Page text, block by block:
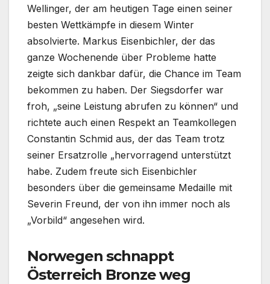
Wellinger, der am heutigen Tage einen seiner
besten Wettkämpfe in diesem Winter
absolvierte. Markus Eisenbichler, der das
ganze Wochenende über Probleme hatte
zeigte sich dankbar dafür, die Chance im Team
bekommen zu haben. Der Siegsdorfer war
froh, „seine Leistung abrufen zu können“ und
richtete auch einen Respekt an Teamkollegen
Constantin Schmid aus, der das Team trotz
seiner Ersatzrolle „hervorragend unterstützt
habe. Zudem freute sich Eisenbichler
besonders über die gemeinsame Medaille mit
Severin Freund, der von ihn immer noch als
„Vorbild“ angesehen wird.
Norwegen schnappt
Österreich Bronze weg